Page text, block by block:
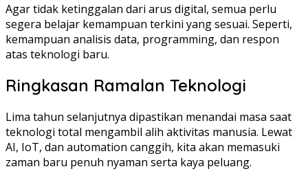
Agar tidak ketinggalan dari arus digital, semua perlu
segera belajar kemampuan terkini yang sesuai. Seperti,
kemampuan analisis data, programming, dan respon
atas teknologi baru.
Ringkasan Ramalan Teknologi
Lima tahun selanjutnya dipastikan menandai masa saat
teknologi total mengambil alih aktivitas manusia. Lewat
AI, IoT, dan automation canggih, kita akan memasuki
zaman baru penuh nyaman serta kaya peluang.